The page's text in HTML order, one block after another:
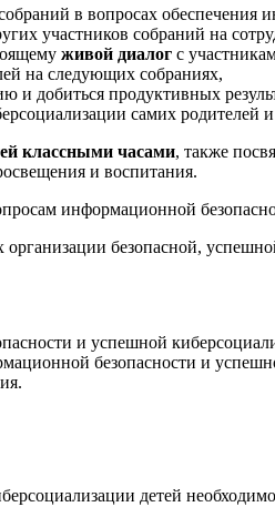
в вопросах обеспечения
участников собраний на
живой диалог с
на следующих собраниях,
и добиться продуктивных
самих родителей
классными часами, также
и воспитания.
информационной
безопасной,
и успешной
безопасности и
детей